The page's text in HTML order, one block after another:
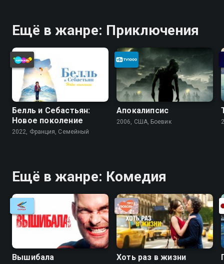
Ещё в жанре: Приключения
Белль и Себастьян:
Новое поколение
2022, Франция, Cемейный
Апокалипсис
2006, США, Боевик
Ещё в жанре: Комедия
Вышибала Хоть раз в жизни